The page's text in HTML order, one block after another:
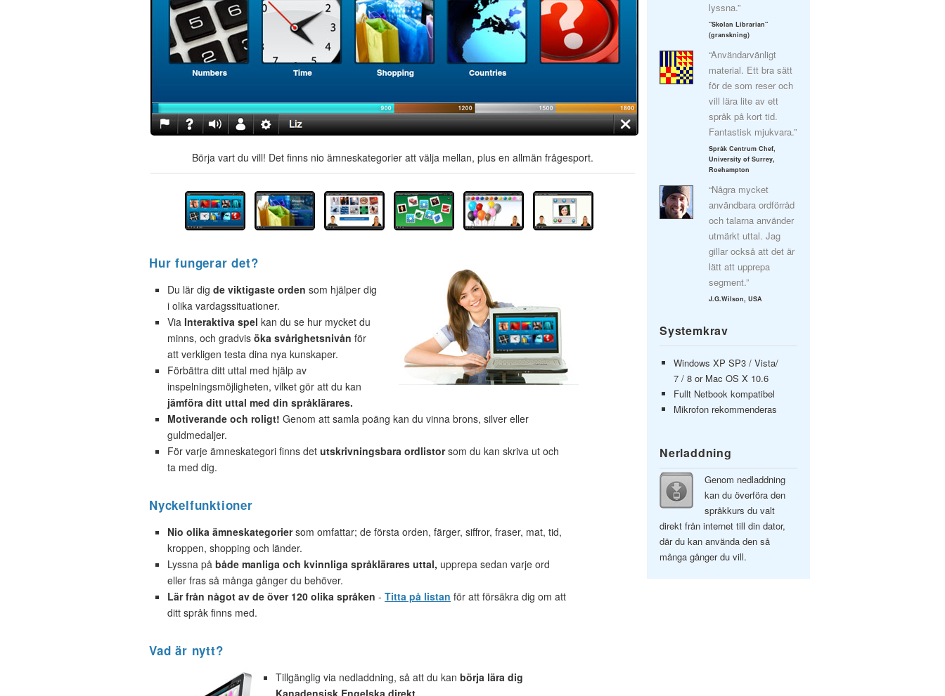
Börja vart du vill! Det finns nio ämneskategorier att välja mellan, plus en allmän frågesport.
Hur fungerar det?
Du lär dig de viktigaste orden som hjälper dig
i olika vardagssituationer.
Via Interaktiva spel kan du se hur mycket du
minns, och gradvis öka svårighetsnivån för
att verkligen testa dina nya kunskaper.
Förbättra ditt uttal med hjälp av
inspelningsmöjligheten, vilket gör att du kan
jämföra ditt uttal med din språklärares.
Motiverande och roligt! Genom att samla poäng kan du vinna brons, silver eller
guldmedaljer.
För varje ämneskategori finns det utskrivningsbara ordlistorsom du kan skriva ut och
ta med dig.
Nyckelfunktioner
Nio olika ämneskategoriersom omfattar; de första orden, färger, siffror, fraser, mat, tid,
kroppen, shopping och länder.
Lyssna på både manliga och kvinnliga språklärares uttal, upprepa sedan varje ord
eller fras så många gånger du behöver.
Lär från något av de över 120 olika språken - Titta på listan för att försäkra dig om att
ditt språk finns med.
Vad är nytt?
Tillgänglig via nedladdning, så att du kan börja lära dig
Kanadensisk Engelska direkt.
lyssna.”
"Skolan Librarian"
(granskning)
“Användarvänligt
material. Ett bra sätt
för de som reser och
vill lära lite av ett
språk på kort tid.
Fantastisk mjukvara.”
Språk Centrum Chef,
University of Surrey,
Roehampton
“Några mycket
användbara ordförråd
och talarna använder
utmärkt uttal. Jag
gillar också att det är
lätt att upprepa
segment.”
J.G.Wilson, USA
Systemkrav
Windows XP SP3 / Vista/
7 / 8 or Mac OS X 10.6
Fullt Netbook kompatibel
Mikrofon rekommenderas
Nerladdning
Genom nedladdning
kan du överföra den
språkkurs du valt
direkt från internet till din dator,
där du kan använda den så
många gånger du vill.